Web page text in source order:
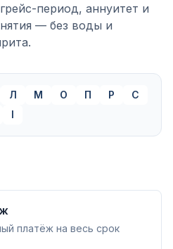
период, аннуитет и
— без воды и
Л М О П Р
С
I
платёж на весь срок